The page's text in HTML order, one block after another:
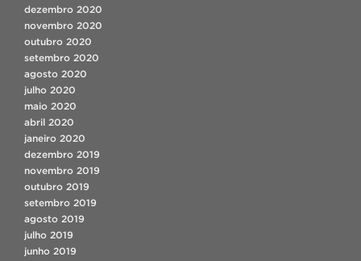
dezembro 2020
novembro 2020
outubro 2020
setembro 2020
agosto 2020
julho 2020
maio 2020
abril 2020
janeiro 2020
dezembro 2019
novembro 2019
outubro 2019
setembro 2019
agosto 2019
julho 2019
junho 2019